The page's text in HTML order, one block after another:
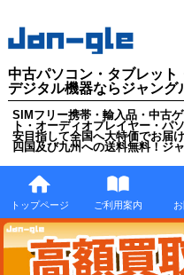
中古パソコン・タブレット
デジタル機器ならジャング
SIMフリー携帯・輸入品・中古
ト・オーディオプレイヤー・パ
安目指して全国へ大特価でお届
四国及び九州への送料無料！ジ
トップページ ご利用案内